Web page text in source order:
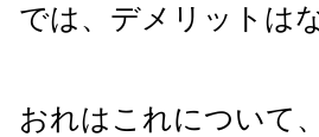
では、デメリットは
おれはこれについて